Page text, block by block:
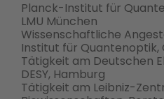
Planck-Institut für
LMU München
Wissenschaftliche
Institut für Quantenoptik,
Tätigkeit am Deutschen
DESY, Hamburg
Tätigkeit am Leibniz-